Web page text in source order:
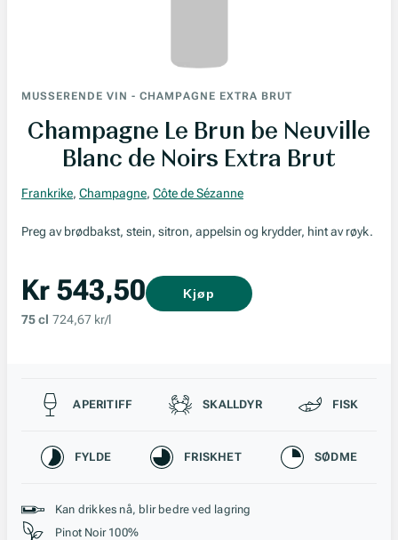
MUSSERENDE VIN - CHAMPAGNE EXTRA BRUT
Champagne Le Brun be Neuville
Blanc de Noirs Extra Brut
Frankrike, Champagne, Côte de Sézanne
Preg av brødbakst, stein, sitron, appelsin og krydder, hint av røyk.
Kr 543,50
75 cl 724,67 kr/l
Kjøp
Passer til
APERITIFF SKALLDYR FISK
Karakteristikk
FYLDE FRISKHET SØDME
Stil, lagring og råstoff
Kan drikkes nå, blir bedre ved lagring
Pinot Noir 100%